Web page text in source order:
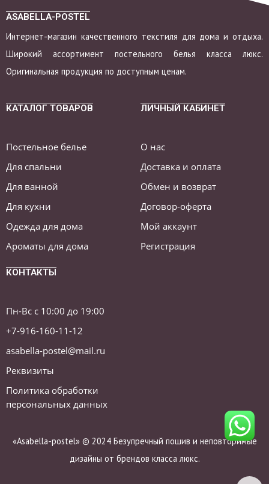
ASABELLA-POSTEL
Интернет-магазин качественного текстиля для дома и отдыха.
Широкий ассортимент постельного белья класса люкс.
Оригинальная продукция по доступным ценам.
КАТАЛОГ ТОВАРОВ
Постельное белье
Для спальни
Для ванной
Для кухни
Одежда для дома
Ароматы для дома
ЛИЧНЫЙ КАБИНЕТ
О нас
Доставка и оплата
Обмен и возврат
Договор-оферта
Мой аккаунт
Регистрация
КОНТАКТЫ
Пн-Вс с 10:00 до 19:00
+7-916-160-11-12
asabella-postel@mail.ru
Реквизиты
Политика обработки
персональных данных
«Asabella-postel» © 2024 Безупречный пошив и неповторимые
дизайны от брендов класса люкс.